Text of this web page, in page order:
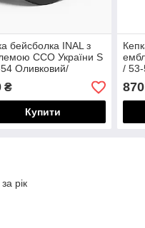
бейсболка INAL з
ССО України S
Оливковий/
52553
₴
Купити
/
870
рік